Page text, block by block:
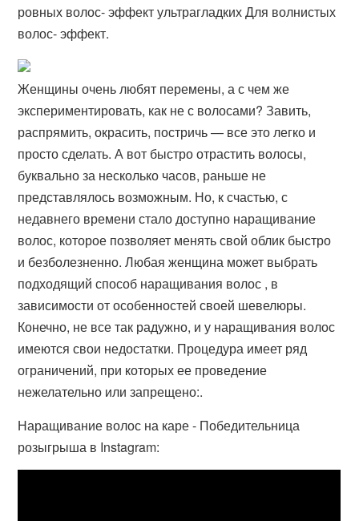
ровных волос- эффект ультрагладких Для волнистых
волос- эффект.
Женщины очень любят перемены, а с чем же
экспериментировать, как не с волосами? Завить,
распрямить, окрасить, постричь — все это легко и
просто сделать. А вот быстро отрастить волосы,
буквально за несколько часов, раньше не
представлялось возможным. Но, к счастью, с
недавнего времени стало доступно наращивание
волос, которое позволяет менять свой облик быстро
и безболезненно. Любая женщина может выбрать
подходящий способ наращивания волос , в
зависимости от особенностей своей шевелюры.
Конечно, не все так радужно, и у наращивания волос
имеются свои недостатки. Процедура имеет ряд
ограничений, при которых ее проведение
нежелательно или запрещено:.
Наращивание волос на каре - Победительница
розыгрыша в Instagram: